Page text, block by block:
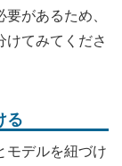
があるため、
けてみてくださ
る
モデルを紐づけ